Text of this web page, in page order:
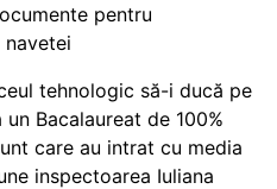
pentru
tehnologic să-i ducă pe
Bacalaureat de 100%
care au intrat cu media
inspectoarea Iuliana